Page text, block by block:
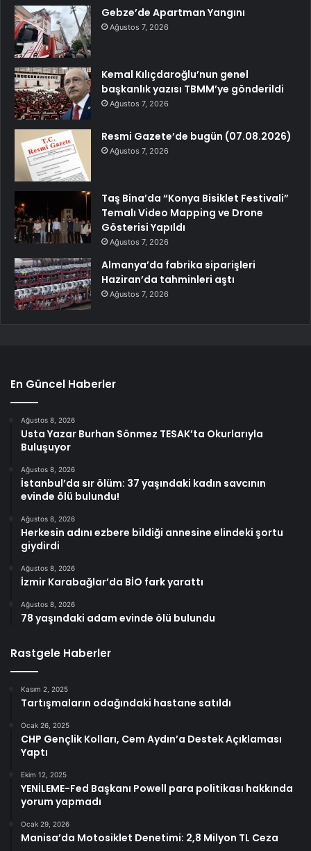
Gebze’de Apartman Yangını
Ağustos 7, 2026
Kemal Kılıçdaroğlu’nun genel
başkanlık yazısı TBMM’ye gönderildi
Ağustos 7, 2026
Resmi Gazete’de bugün (07.08.2026)
Ağustos 7, 2026
Taş Bina’da “Konya Bisiklet Festivali”
Temalı Video Mapping ve Drone
Gösterisi Yapıldı
Ağustos 7, 2026
Almanya’da fabrika siparişleri
Haziran’da tahminleri aştı
Ağustos 7, 2026
En Güncel Haberler
Ağustos 8, 2026
Usta Yazar Burhan Sönmez TESAK’ta Okurlarıyla
Buluşuyor
Ağustos 8, 2026
İstanbul’da sır ölüm: 37 yaşındaki kadın savcının
evinde ölü bulundu!
Ağustos 8, 2026
Herkesin adını ezbere bildiği annesine elindeki şortu
giydirdi
Ağustos 8, 2026
İzmir Karabağlar’da BİO fark yarattı
Ağustos 8, 2026
78 yaşındaki adam evinde ölü bulundu
Rastgele Haberler
Kasım 2, 2025
Tartışmaların odağındaki hastane satıldı
Ocak 26, 2025
CHP Gençlik Kolları, Cem Aydın’a Destek Açıklaması
Yaptı
Ekim 12, 2025
YENİLEME-Fed Başkanı Powell para politikası hakkında
yorum yapmadı
Ocak 29, 2026
Manisa’da Motosiklet Denetimi: 2,8 Milyon TL Ceza